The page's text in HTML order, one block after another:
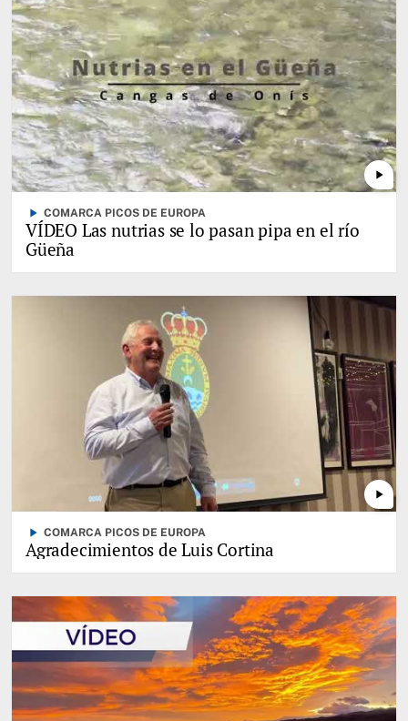
play_arrow
play_arrow COMARCA PICOS DE EUROPA
VÍDEO Las nutrias se lo pasan pipa en el río
Güeña
play_arrow
play_arrow COMARCA PICOS DE EUROPA
Agradecimientos de Luis Cortina